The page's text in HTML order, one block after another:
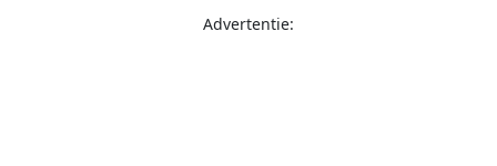
Advertentie: